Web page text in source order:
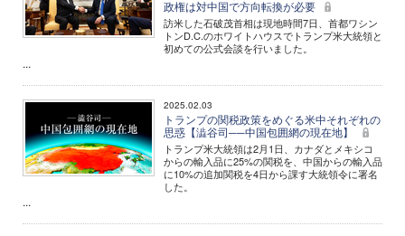
政権は対中国で方向転換が必要
訪米した石破茂首相は現地時間7日、首都ワシン
トンD.C.のホワイトハウスでトランプ米大統領と
初めての公式会談を行いました。
...
2025.02.03
トランプの関税政策をめぐる米中それぞれの
思惑【澁谷司──中国包囲網の現在地】
トランプ米大統領は2月1日、カナダとメキシコ
からの輸入品に25%の関税を、中国からの輸入品
に10%の追加関税を4日から課す大統領令に署名
した。
...